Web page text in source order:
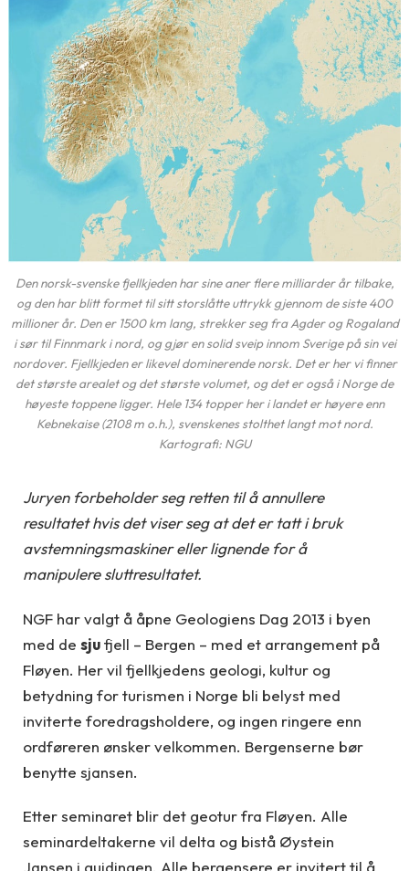
Den norsk-svenske fjellkjeden har sine aner flere milliarder år tilbake,
og den har blitt formet til sitt storslåtte uttrykk gjennom de siste 400
millioner år. Den er 1500 km lang, strekker seg fra Agder og Rogaland
i sør til Finnmark i nord, og gjør en solid sveip innom Sverige på sin vei
nordover. Fjellkjeden er likevel dominerende norsk. Det er her vi finner
det største arealet og det største volumet, og det er også i Norge de
høyeste toppene ligger. Hele 134 topper her i landet er høyere enn
Kebnekaise (2108 m o.h.), svenskenes stolthet langt mot nord.
Kartografi: NGU
Juryen forbeholder seg retten til å annullere
resultatet hvis det viser seg at det er tatt i bruk
avstemningsmaskiner eller lignende for å
manipulere sluttresultatet.
NGF har valgt å åpne Geologiens Dag 2013 i byen
med de sjufjell – Bergen – med et arrangement på
Fløyen. Her vil fjellkjedens geologi, kultur og
betydning for turismen i Norge bli belyst med
inviterte foredragsholdere, og ingen ringere enn
ordføreren ønsker velkommen. Bergenserne bør
benytte sjansen.
Etter seminaret blir det geotur fra Fløyen. Alle
seminardeltakerne vil delta og bistå Øystein
Jansen i guidingen. Alle bergensere er invitert til å